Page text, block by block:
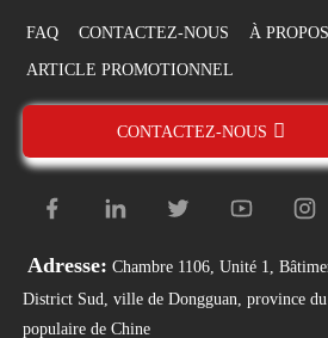
FAQ CONTACTEZ-NOUS À
ARTICLE PROMOTIONNEL
CONTACTEZ-NOUS
Adresse: Chambre 1106, Unité 1,
District Sud, ville de Dongguan, province
populaire de Chine